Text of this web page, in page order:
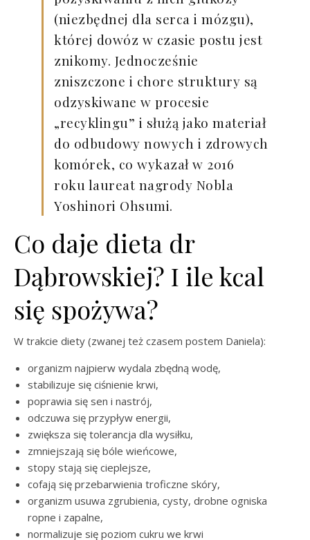
(niezbędnej dla serca i mózgu),
której dowóz w czasie postu jest
znikomy. Jednocześnie
zniszczone i chore struktury są
odzyskiwane w procesie
„recyklingu” i służą jako materiał
do odbudowy nowych i zdrowych
komórek, co wykazał w 2016
roku laureat nagrody Nobla
Yoshinori Ohsumi.
Co daje dieta dr
Dąbrowskiej? I ile kcal
się spożywa?
W trakcie diety (zwanej też czasem postem Daniela):
organizm najpierw wydala zbędną wodę,
stabilizuje się ciśnienie krwi,
poprawia się sen i nastrój,
odczuwa się przypływ energii,
zwiększa się tolerancja dla wysiłku,
zmniejszają się bóle wieńcowe,
stopy stają się cieplejsze,
cofają się przebarwienia troficzne skóry,
organizm usuwa zgrubienia, cysty, drobne ogniska
ropne i zapalne,
normalizuje się poziom cukru we krwi